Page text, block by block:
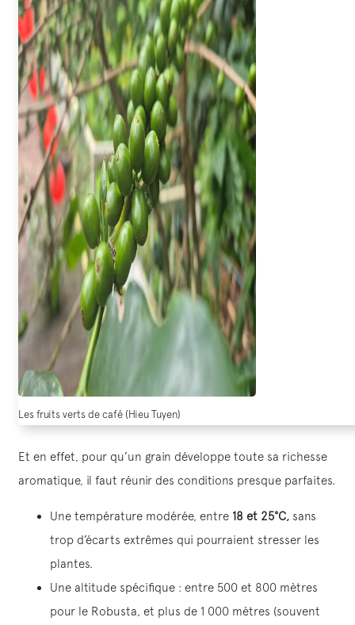
Les fruits verts de café (Hieu Tuyen)
Et en effet, pour qu’un grain développe toute sa richesse
aromatique, il faut réunir des conditions presque parfaites.
Une température modérée, entre 18 et 25°C, sans
trop d’écarts extrêmes qui pourraient stresser les
plantes.
Une altitude spécifique : entre 500 et 800 mètres
pour le Robusta, et plus de 1 000 mètres (souvent